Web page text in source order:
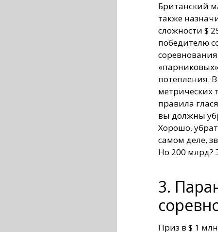
Британский
также
сложности $
победителю
потепления.
метрических
правила
вы должны
Хорошо,
самом деле,
Но 200 млрд?
3.
Приз в $ 1